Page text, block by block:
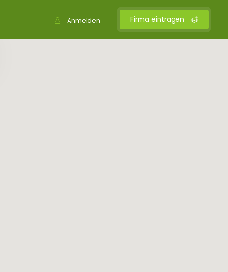
Firma eintragen
Anmelden